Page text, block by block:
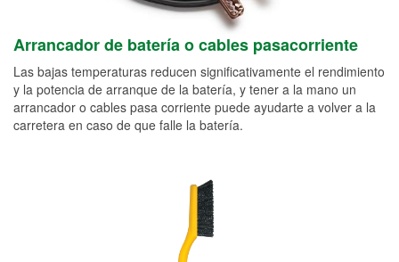
Arrancador de batería o cables pasacorriente
Las bajas temperaturas reducen significativamente el rendimiento
y la potencia de arranque de la batería, y tener a la mano un
arrancador o cables pasa corriente puede ayudarte a volver a la
carretera en caso de que falle la batería.